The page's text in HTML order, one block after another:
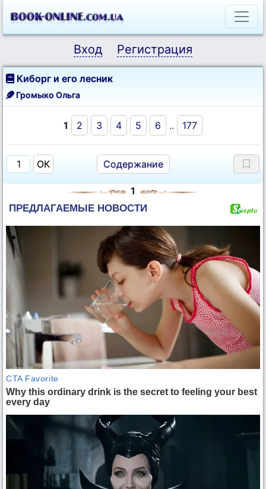
Вход Регистрация
Киборг и его лесник
Громыко Ольга
1 2 3 4 5 6 .. 177
Содержание
1